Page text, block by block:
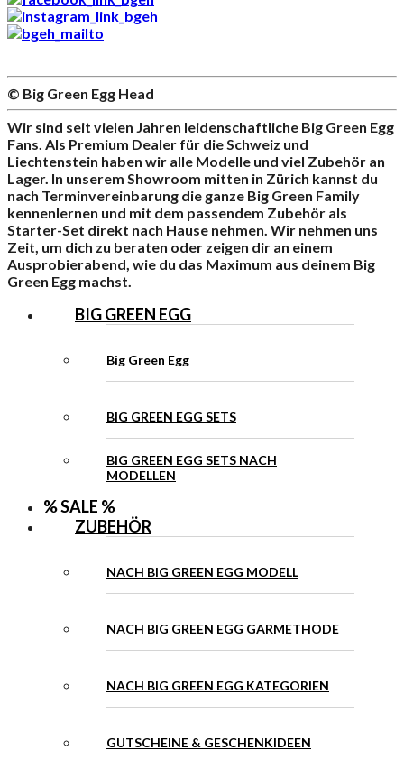
© Big Green Egg Head
Wir sind seit vielen Jahren leidenschaftliche Big Green Egg
Fans. Als Premium Dealer für die Schweiz und
Liechtenstein haben wir alle Modelle und viel Zubehör an
Lager. In unserem Showroom mitten in Zürich kannst du
nach Terminvereinbarung die ganze Big Green Family
kennenlernen und mit dem passendem Zubehör als
Starter-Set direkt nach Hause nehmen. Wir nehmen uns
Zeit, um dich zu beraten oder zeigen dir an einem
Ausprobierabend, wie du das Maximum aus deinem Big
Green Egg machst.
BIG GREEN EGG
Big Green Egg
BIG GREEN EGG SETS
BIG GREEN EGG SETS NACH
MODELLEN
% SALE %
ZUBEHÖR
NACH BIG GREEN EGG MODELL
NACH BIG GREEN EGG GARMETHODE
NACH BIG GREEN EGG KATEGORIEN
GUTSCHEINE & GESCHENKIDEEN